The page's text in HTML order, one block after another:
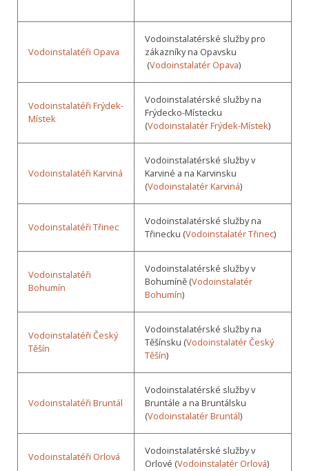
Vodoinstalatéři Opava
Vodoinstalatérské služby pro
zákazníky na Opavsku
(Vodoinstalatér Opava)
Vodoinstalatéři Frýdek-
Místek
Vodoinstalatérské služby na
Frýdecko-Místecku
(Vodoinstalatér Frýdek-Místek)
Vodoinstalatéři Karviná
Vodoinstalatérské služby v
Karviné a na Karvinsku
(Vodoinstalatér Karviná)
Vodoinstalatéři Třinec
Vodoinstalatérské služby na
Třinecku (Vodoinstalatér Třinec)
Vodoinstalatéři
Bohumín
Vodoinstalatérské služby v
Bohumíně (Vodoinstalatér
Bohumín)
Vodoinstalatéři Český
Těšín
Vodoinstalatérské služby na
Těšínsku (Vodoinstalatér Český
Těšín)
Vodoinstalatéři Bruntál
Vodoinstalatérské služby v
Bruntále a na Bruntálsku
(Vodoinstalatér Bruntál)
Vodoinstalatéři Orlová
Vodoinstalatérské služby v
Orlové (Vodoinstalatér Orlová)